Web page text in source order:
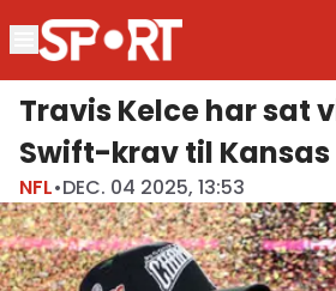
Travis Kelce har sat
Swift-krav til Kansas
NFL•DEC. 04 2025, 13:53